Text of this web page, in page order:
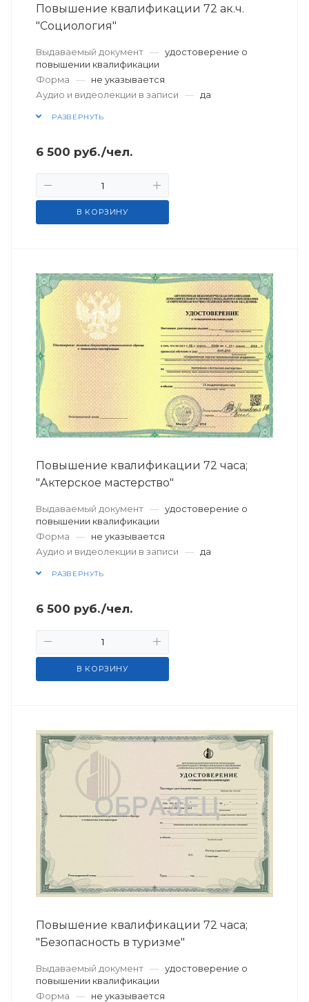
Повышение квалификации 72 ак.ч.
"Социология"
Выдаваемый документ — удостоверение о
повышении квалификации
Форма
—
не указывается
Аудио и видеолекции в записи
— да
РАЗВЕРНУТЬ
6 500 руб./чел.
В КОРЗИНУ
Повышение квалификации 72 часа;
"Актерское мастерство"
Выдаваемый документ — удостоверение о
повышении квалификации
Форма
—
не указывается
Аудио и видеолекции в записи
— да
РАЗВЕРНУТЬ
6 500 руб./чел.
В КОРЗИНУ
Повышение квалификации 72 часа;
"Безопасность в туризме"
Выдаваемый документ — удостоверение о
повышении квалификации
Форма
—
не указывается